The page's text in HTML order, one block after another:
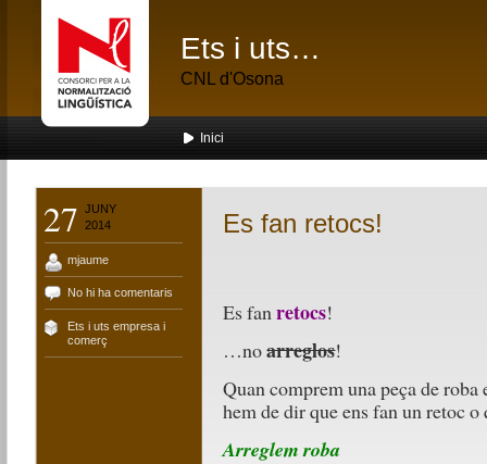
Ets i uts…
CNL d'Osona
Inici
27
JUNY
2014
mjaume
No hi ha comentaris
Ets i uts empresa i
comerç
Es fan retocs!
Es fanretocs!
…noarreglos!
Quan comprem una peça de
hem de dir que ens fan un retoc o
Arreglem roba